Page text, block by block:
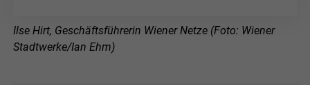
Ilse Hirt, Geschäftsführerin Wiener Netze (Foto: Wiener
Stadtwerke/Ian Ehm)